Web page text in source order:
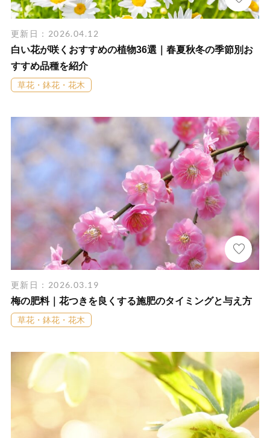
更新日：2026.04.12
白い花が咲くおすすめの植物36選｜春夏秋冬の季節別お
すすめ品種を紹介
草花・鉢花・花木
更新日：2026.03.19
梅の肥料｜花つきを良くする施肥のタイミングと与え方
草花・鉢花・花木